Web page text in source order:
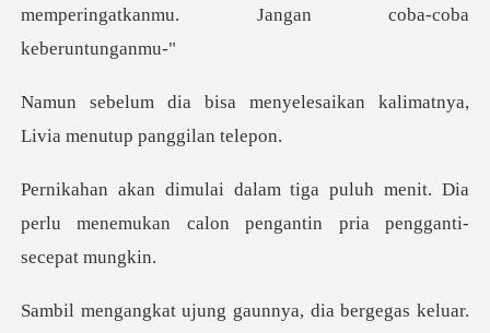
memperingatkanmu.
elesaikan kalimatnya,
Livia
uh menit. Dia
perlu menemukan calon pe